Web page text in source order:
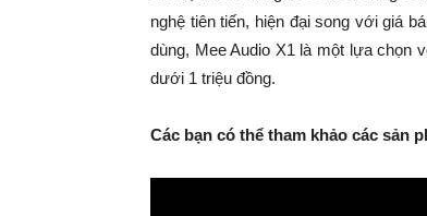
nghệ tiên tiến, hiện đại song với giá
dùng, Mee Audio X1 là một lựa chọn
dưới 1 triệu đồng.
Các bạn có thể tham khảo các sản